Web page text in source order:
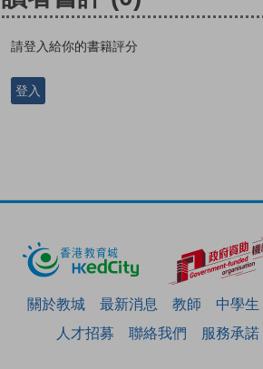
請登入給你的書籍評分
登入
關於教城 最新消息 教師 中學生
人才招募
聯絡我們 服務承諾